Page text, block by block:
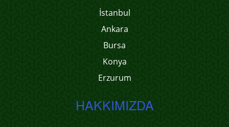
İstanbul
Ankara
Bursa
Konya
Erzurum
HAKKIMIZDA